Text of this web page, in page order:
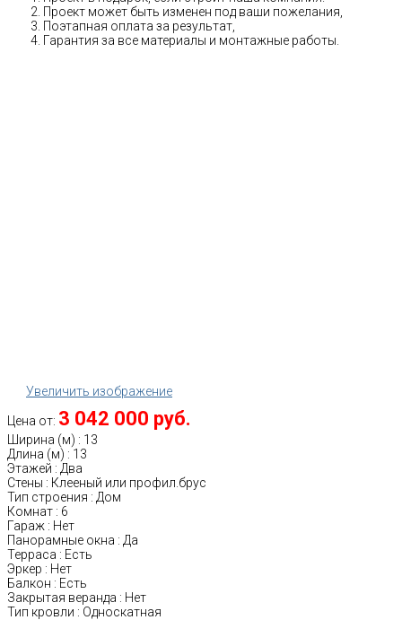
Проект может быть изменен под ваши пожелания,
Поэтапная оплата за результат,
Гарантия за все материалы и монтажные работы.
Увеличить изображение
Цена от: 3 042 000 руб.
Ширина (м) : 13
Длина (м) : 13
Этажей : Два
Стены : Клееный или профил.брус
Тип строения : Дом
Комнат : 6
Гараж : Нет
Панорамные окна : Да
Терраса : Есть
Эркер : Нет
Балкон : Есть
Закрытая веранда : Нет
Тип кровли : Односкатная